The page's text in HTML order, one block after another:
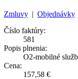
Zmluvy | Objednávky
Číslo faktúry:
581
Popis plnenia:
O2-mobilné
Cena:
157,58 €